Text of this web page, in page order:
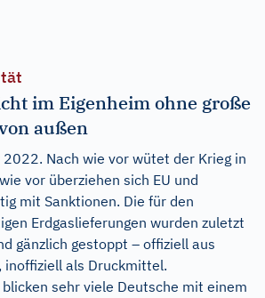
im Eigenheim ohne große
außen
Nach wie vor wütet der Krieg in
vor überziehen sich EU und
mit Sanktionen. Die für den
Erdgaslieferungen wurden zuletzt
gänzlich gestoppt – offiziell aus
inoffiziell als Druckmittel.
sehr viele Deutsche mit einem